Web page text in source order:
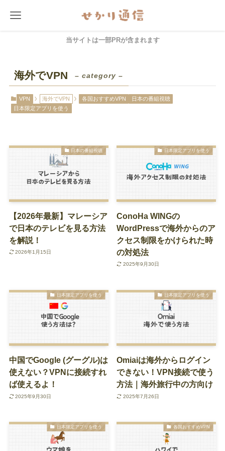
当サイトは一部PRが含まれます
海外でVPN – category –
VPN 海外でVPN 各国おすすめVPN
日本の番組視聴
日本限定アプリを使う
日本の番組視聴
【2026年最新】マレーシア
で日本のテレビを見る方法
を解説！
2026年1月15日
日本限定アプリを使う
ConoHa WINGの
WordPressで海外からのア
クセス制限をかけられた時
の対処法
2025年9月30日
日本限定アプリを使う
中国でGoogle (グーグル)は
使えない？VPNに接続すれ
ば使えるよ！
2025年9月30日
日本限定アプリを使う
Omiaiは海外からログイン
できない！VPN接続で使う
方法｜海外旅行中の方向け
2025年7月26日
日本限定アプリを使う 各国おすすめVPN